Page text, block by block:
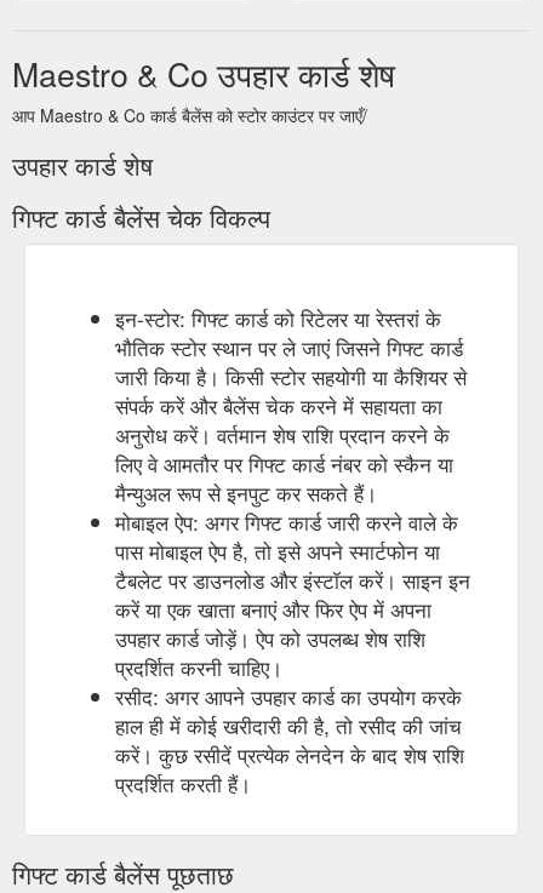
Maestro & Co उपहार कार्ड शेष
आप Maestro & Co कार्ड बैलेंस को स्टोर काउंटर पर जाएँ/
उपहार कार्ड शेष
गिफ्ट कार्ड बैलेंस चेक विकल्प
इन-स्टोर: गिफ्ट कार्ड को रिटेलर या रेस्तरां के
भौतिक स्टोर स्थान पर ले जाएं जिसने गिफ्ट कार्ड
जारी किया है। किसी स्टोर सहयोगी या कैशियर से
संपर्क करें और बैलेंस चेक करने में सहायता का
अनुरोध करें। वर्तमान शेष राशि प्रदान करने के
लिए वे आमतौर पर गिफ्ट कार्ड नंबर को स्कैन या
मैन्युअल रूप से इनपुट कर सकते हैं।
मोबाइल ऐप: अगर गिफ्ट कार्ड जारी करने वाले के
पास मोबाइल ऐप है, तो इसे अपने स्मार्टफोन या
टैबलेट पर डाउनलोड और इंस्टॉल करें। साइन इन
करें या एक खाता बनाएं और फिर ऐप में अपना
उपहार कार्ड जोड़ें। ऐप को उपलब्ध शेष राशि
प्रदर्शित करनी चाहिए।
रसीद: अगर आपने उपहार कार्ड का उपयोग करके
हाल ही में कोई खरीदारी की है, तो रसीद की जांच
करें। कुछ रसीदें प्रत्येक लेनदेन के बाद शेष राशि
प्रदर्शित करती हैं।
गिफ्ट कार्ड बैलेंस पूछताछ